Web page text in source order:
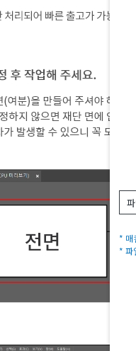
* 매
* 파